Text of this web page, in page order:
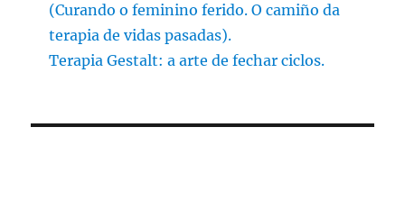
(Curando o feminino ferido. O camiño da
terapia de vidas pasadas).
Terapia Gestalt: a arte de fechar ciclos.